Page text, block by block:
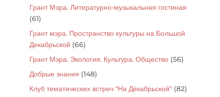
Грант Мэра. Литературно-музыкальная гостиная
(61)
Грант мэра. Пространство культуры на Большой
Декабрьской (66)
Грант Мэра. Экология. Культура. Общество(56)
Добрые знания (148)
Клуб тематических встреч "На Декабрьской"(82)